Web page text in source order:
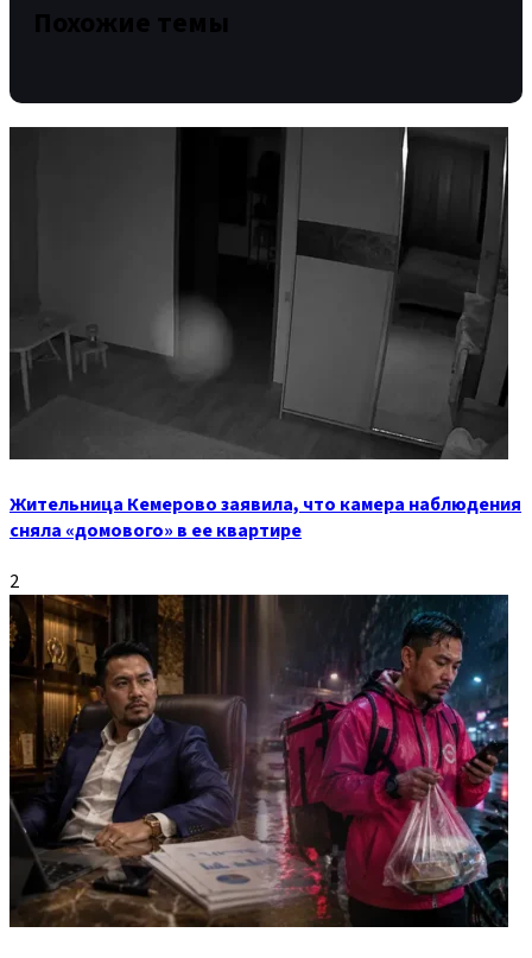
Похожие темы
Жительница Кемерово заявила, что камера наблюдения
сняла «домового» в ее квартире
2